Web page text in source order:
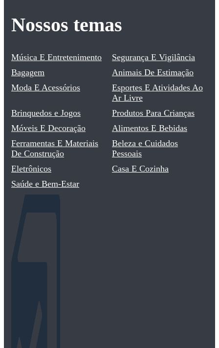
Nossos temas
Música E Entretenimento
Segurança E Vigilância
Bagagem
Animais De Estimação
Moda E Acessórios
Esportes E Atividades Ao
Ar Livre
Brinquedos e Jogos
Produtos Para Crianças
Móveis E Decoração
Alimentos E Bebidas
Ferramentas E Materiais
De Construção
Beleza e Cuidados
Pessoais
Eletrônicos
Casa E Cozinha
Saúde e Bem-Estar